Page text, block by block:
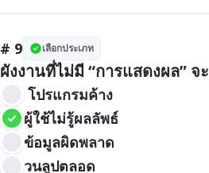
# 9 เลือกประเภท
ผังงานที่ไม่มี “การแสดงผล”
โปรแกรมค้าง
ผู้ใช้ไม่รู้ผลลัพธ์
ข้อมูลผิดพลาด
วนลูปตลอด